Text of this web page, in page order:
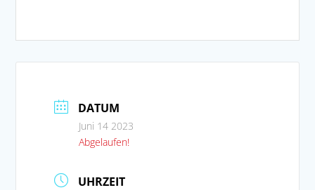
DATUM
Juni 14 2023
Abgelaufen!
UHRZEIT